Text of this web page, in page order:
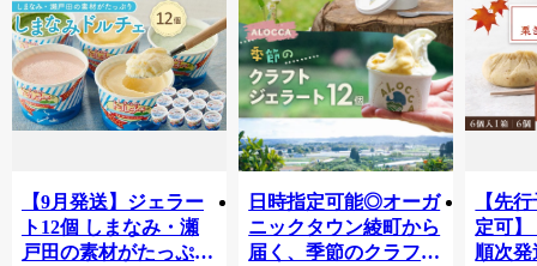
【9月発送】ジェラー
ト12個 しまなみ・瀬
戸田の素材がたっぷ
日時指定可能◎オーガ
ニックタウン綾町から
届く、季節のクラフト
【先
定可】
順次